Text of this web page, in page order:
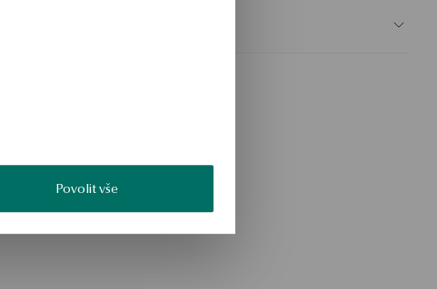
Povolit vše